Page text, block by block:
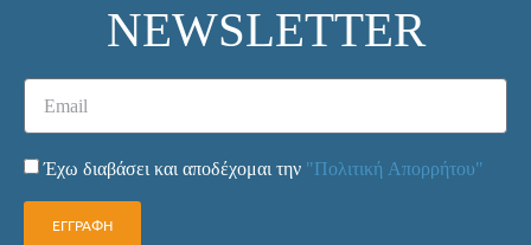
NEWSLETTER
Έχω διαβάσει και αποδέχομαι την "Πολιτική Απορρήτου"
ΕΓΓΡΑΦΗ